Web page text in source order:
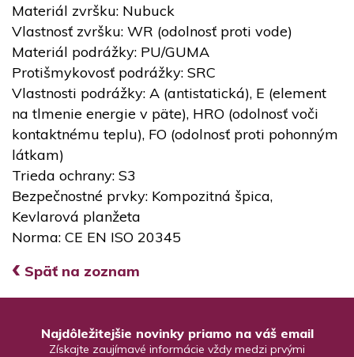
Materiál zvršku: Nubuck
Vlastnosť zvršku: WR (odolnosť proti vode)
Materiál podrážky: PU/GUMA
Protišmykovosť podrážky: SRC
Vlastnosti podrážky: A (antistatická), E (element
na tlmenie energie v päte), HRO (odolnosť voči
kontaktnému teplu), FO (odolnosť proti pohonným
látkam)
Trieda ochrany: S3
Bezpečnostné prvky: Kompozitná špica,
Kevlarová planžeta
Norma: CE EN ISO 20345
‹ Späť na zoznam
Najdôležitejšie novinky priamo na váš email
Získajte zaujímavé informácie vždy medzi prvými